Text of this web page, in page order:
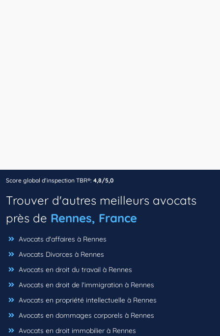
Score global d’inspection TBR®: 4,8/5,0
Trouver d'autres meilleurs avocats
près de Rennes, France
Avocats d'affaires à Rennes
Avocats Divorces à Rennes
Avocats en droit du travail à Rennes
Avocats en droit de l'immigration à Rennes
Avocats en propriété intellectuelle à Rennes
Avocats en dommages corporels à Rennes
Avocats en droit immobilier à Rennes